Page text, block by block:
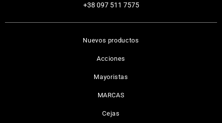
Nuevos productos
Acciones
Mayoristas
MARCAS
Cejas
+38 097 511 7575